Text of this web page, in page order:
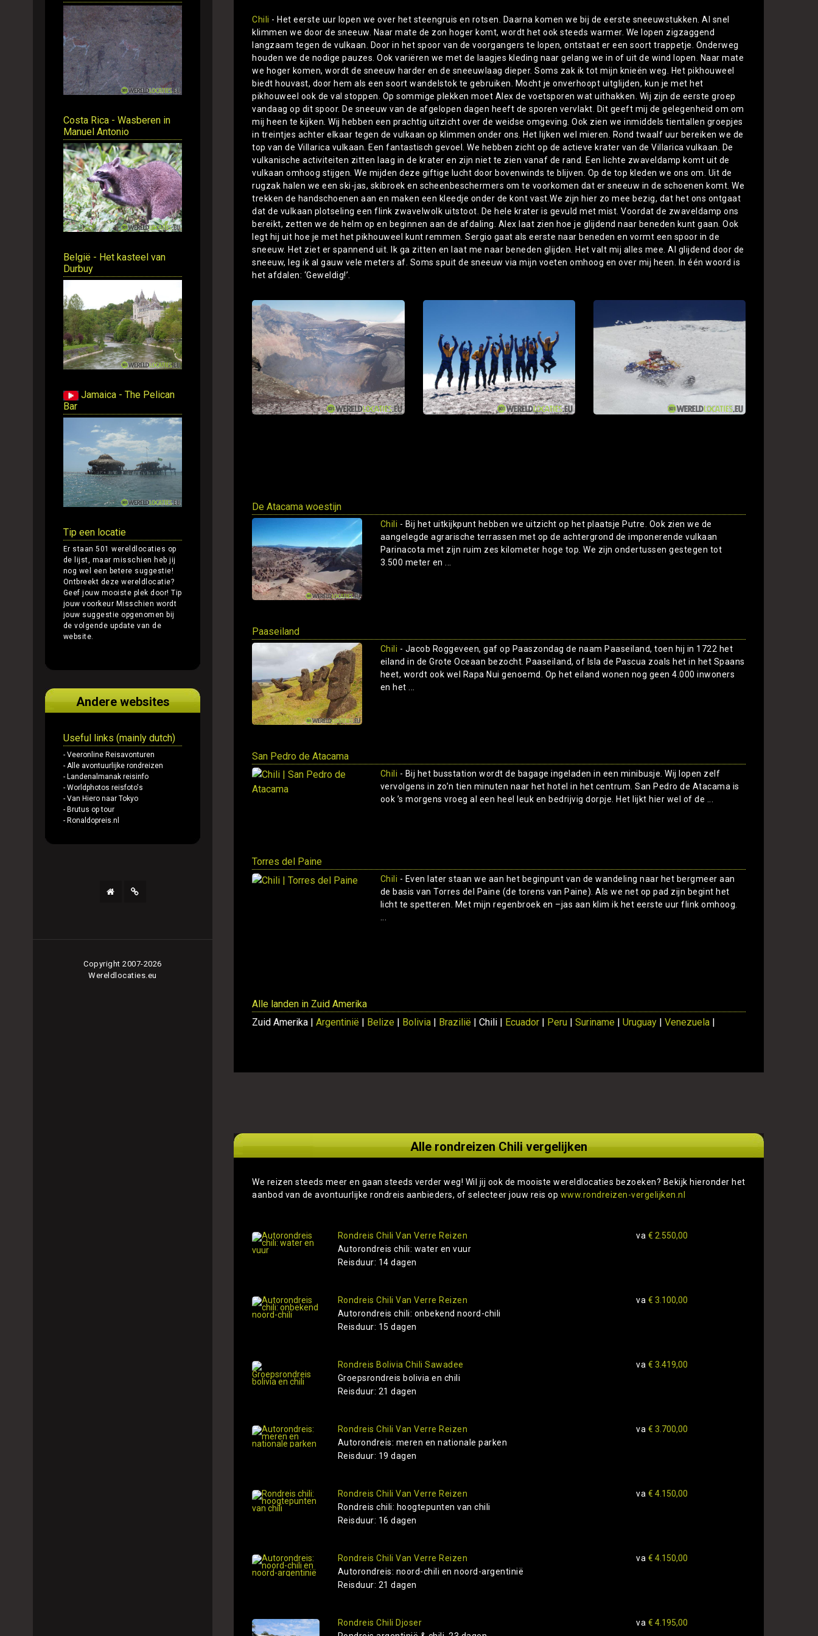
Costa Rica - Wasberen in
Manuel Antonio
België - Het kasteel van
Durbuy
Jamaica - The Pelican
Bar
Tip een locatie
Er staan 501 wereldlocaties op
de lijst, maar misschien heb jij
nog wel een betere suggestie!
Ontbreekt deze wereldlocatie?
Geef jouw mooiste plek door!Tip
jouw voorkeur Misschien wordt
jouw suggestie opgenomen bij
de volgende update van de
website.
Andere websites
Useful links (mainly dutch)
- Veeronline Reisavonturen
- Alle avontuurlijke rondreizen
- Landenalmanak reisinfo
- Worldphotos reisfoto's
- Van Hiero naar Tokyo
- Brutus op tour
- Ronaldopreis.nl
Copyright 2007-2026
Wereldlocaties.eu
Chili - Het eerste uur lopen we over het steengruis en rotsen. Daarna komen we bij de eerste sneeuwstukken. Al snel
klimmen we door de sneeuw. Naar mate de zon hoger komt, wordt het ook steeds warmer. We lopen zigzaggend
langzaam tegen de vulkaan. Door in het spoor van de voorgangers te lopen, ontstaat er een soort trappetje. Onderweg
houden we de nodige pauzes. Ook variëren we met de laagjes kleding naar gelang we in of uit de wind lopen. Naar mate
we hoger komen, wordt de sneeuw harder en de sneeuwlaag dieper. Soms zak ik tot mijn knieën weg. Het pikhouweel
biedt houvast, door hem als een soort wandelstok te gebruiken. Mocht je onverhoopt uitglijden, kun je met het
pikhouweel ook de val stoppen. Op sommige plekken moet Alex de voetsporen wat uithakken. Wij zijn de eerste groep
vandaag op dit spoor. De sneeuw van de afgelopen dagen heeft de sporen vervlakt. Dit geeft mij de gelegenheid om om
mij heen te kijken. Wij hebben een prachtig uitzicht over de weidse omgeving. Ook zien we inmiddels tientallen groepjes
in treintjes achter elkaar tegen de vulkaan op klimmen onder ons. Het lijken wel mieren. Rond twaalf uur bereiken we de
top van de Villarica vulkaan. Een fantastisch gevoel. We hebben zicht op de actieve krater van de Villarica vulkaan. De
vulkanische activiteiten zitten laag in de krater en zijn niet te zien vanaf de rand. Een lichte zwaveldamp komt uit de
vulkaan omhoog stijgen. We mijden deze giftige lucht door bovenwinds te blijven. Op de top kleden we ons om. Uit de
rugzak halen we een ski-jas, skibroek en scheenbeschermers om te voorkomen dat er sneeuw in de schoenen komt. We
trekken de handschoenen aan en maken een kleedje onder de kont vast.We zijn hier zo mee bezig, dat het ons ontgaat
dat de vulkaan plotseling een flink zwavelwolk uitstoot. De hele krater is gevuld met mist. Voordat de zwaveldamp ons
bereikt, zetten we de helm op en beginnen aan de afdaling. Alex laat zien hoe je glijdend naar beneden kunt gaan. Ook
legt hij uit hoe je met het pikhouweel kunt remmen. Sergio gaat als eerste naar beneden en vormt een spoor in de
sneeuw. Het ziet er spannend uit. Ik ga zitten en laat me naar beneden glijden. Het valt mij alles mee. Al glijdend door de
sneeuw, leg ik al gauw vele meters af. Soms spuit de sneeuw via mijn voeten omhoog en over mij heen. In één woord is
het afdalen: ‘Geweldig!’.
De Atacama woestijn
Chili - Bij het uitkijkpunt hebben we uitzicht op het plaatsje Putre. Ook zien we de
aangelegde agrarische terrassen met op de achtergrond de imponerende vulkaan
Parinacota met zijn ruim zes kilometer hoge top. We zijn ondertussen gestegen tot
3.500 meter en ...
Paaseiland
Chili - Jacob Roggeveen, gaf op Paaszondag de naam Paaseiland, toen hij in 1722 het
eiland in de Grote Oceaan bezocht. Paaseiland, of Isla de Pascua zoals het in het Spaans
heet, wordt ook wel Rapa Nui genoemd. Op het eiland wonen nog geen 4.000 inwoners
en het ...
San Pedro de Atacama
Chili - Bij het busstation wordt de bagage ingeladen in een minibusje. Wij lopen zelf
vervolgens in zo’n tien minuten naar het hotel in het centrum. San Pedro de Atacama is
ook ’s morgens vroeg al een heel leuk en bedrijvig dorpje. Het lijkt hier wel of de ...
Torres del Paine
Chili - Even later staan we aan het beginpunt van de wandeling naar het bergmeer aan
de basis van Torres del Paine (de torens van Paine). Als we net op pad zijn begint het
licht te spetteren. Met mijn regenbroek en –jas aan klim ik het eerste uur flink omhoog.
Alle landen in Zuid Amerika
Zuid Amerika |Argentinië | Belize | Bolivia | Brazilië | Chili | Ecuador | Peru |Suriname |Uruguay |Venezuela |
Alle rondreizen Chili vergelijken
We reizen steeds meer en gaan steeds verder weg! Wil jij ook de mooiste wereldlocaties bezoeken? Bekijk hieronder het
aanbod van de avontuurlijke rondreis aanbieders, of selecteer jouw reis op www.rondreizen-vergelijken.nl
Rondreis Chili Van Verre Reizen
Autorondreis chili: water en vuur
Reisduur: 14 dagen
va € 2.550,00
Rondreis Chili Van Verre Reizen
Autorondreis chili: onbekend noord-chili
Reisduur: 15 dagen
va € 3.100,00
Rondreis Bolivia Chili Sawadee
Groepsrondreis bolivia en chili
Reisduur: 21 dagen
va € 3.419,00
Rondreis Chili Van Verre Reizen
Autorondreis: meren en nationale parken
Reisduur: 19 dagen
va € 3.700,00
Rondreis Chili Van Verre Reizen
Rondreis chili: hoogtepunten van chili
Reisduur: 16 dagen
va € 4.150,00
Rondreis Chili Van Verre Reizen
Autorondreis: noord-chili en noord-argentinië
Reisduur: 21 dagen
va € 4.150,00
Rondreis Chili Djoser
va € 4.195,00